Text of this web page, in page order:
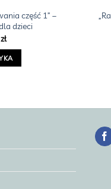
część 1” –
dzieci
złAktualna
wynosi:
29,99 zł.